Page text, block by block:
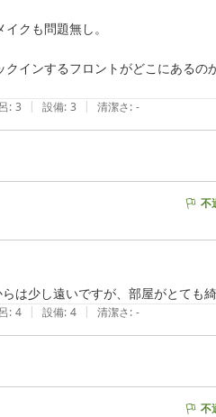
クも問題無し。
インするフロントがどこにあるの
: 3 | 設備: 3 | 清潔さ: -
不
は少し遠いですが、部屋がとても綺
: 4 | 設備: 4 | 清潔さ: -
不